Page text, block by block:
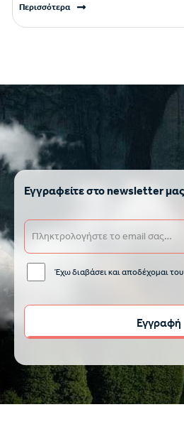
Περισσότερα
Εγγραφείτε στο newsletter μας
Έχω διαβάσει και αποδέχομαι